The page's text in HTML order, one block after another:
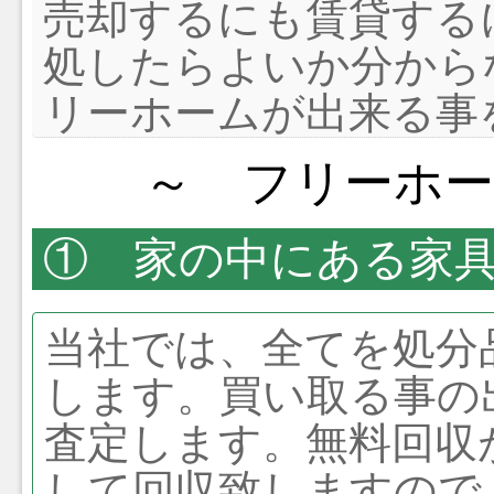
売却するにも賃貸す
処したらよいか分か
リーホームが出来る
～ フリーホ
① 家の中にある家具
当社では、全てを処
します。買い取る事
査定します。無料回